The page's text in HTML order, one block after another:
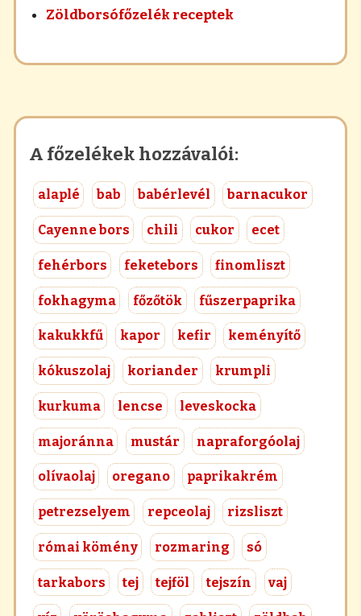
Zöldborsófőzelék receptek
A főzelékek hozzávalói:
alaplé bab babérlevél barnacukor
Cayenne bors chili cukor ecet
fehérbors feketebors finomliszt
fokhagyma főzőtök fűszerpaprika
kakukkfű kapor kefir keményítő
kókuszolaj koriander krumpli
kurkuma lencse leveskocka
majoránna mustár napraforgóolaj
olívaolaj oregano paprikakrém
petrezselyem repceolaj rizsliszt
római kömény rozmaring só
tarkabors tej tejföl tejszín vaj